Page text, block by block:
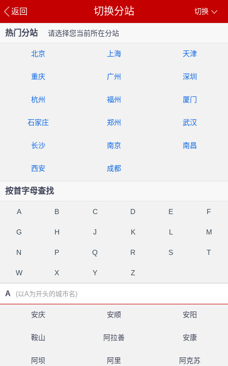
返回 切换
切换分站
热门分站 请选择您当前所在分站
北京 上海 天津
重庆 广州 深圳
杭州 福州 厦门
石家庄 郑州 武汉
长沙 南京 南昌
西安 成都
按首字母查找
A B C D E F
G H J K L M
N P Q R S T
W X Y Z
A (以A为开头的城市名)
安庆 安顺 安阳
鞍山 阿拉善 安康
阿坝 阿里 阿克苏